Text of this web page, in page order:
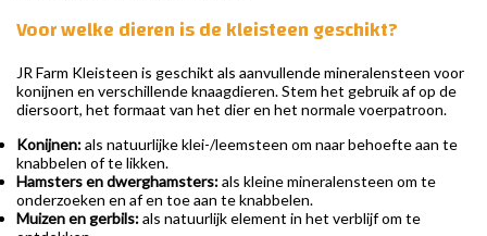
Voor welke dieren is de kleisteen geschikt?
JR Farm Kleisteen is geschikt als aanvullende mineralensteen voor
konijnen en verschillende knaagdieren. Stem het gebruik af op de
diersoort, het formaat van het dier en het normale voerpatroon.
Konijnen:als natuurlijke klei-/leemsteen om naar behoefte aan te
knabbelen of te likken.
Hamsters en dwerghamsters:als kleine mineralensteen om te
onderzoeken en af en toe aan te knabbelen.
Muizen en gerbils:als natuurlijk element in het verblijf om te